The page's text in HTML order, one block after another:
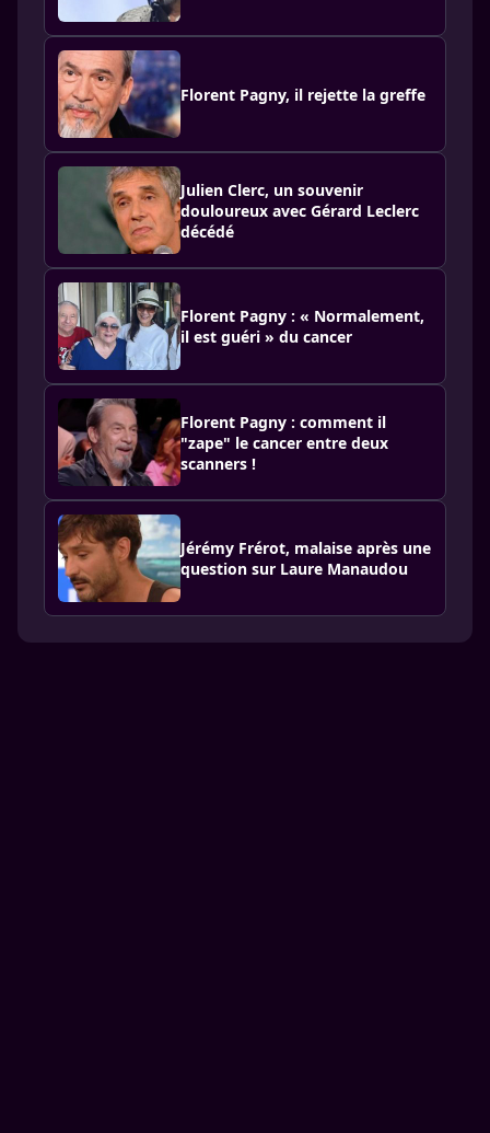
Florent Pagny, il rejette la greffe
Julien Clerc, un souvenir
douloureux avec Gérard Leclerc
décédé
Florent Pagny : « Normalement,
il est guéri » du cancer
Florent Pagny : comment il
"zape" le cancer entre deux
scanners !
Jérémy Frérot, malaise après une
question sur Laure Manaudou